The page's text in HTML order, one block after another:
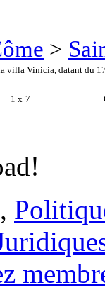
>
villa Vinicia, datant du
1 x 7
,